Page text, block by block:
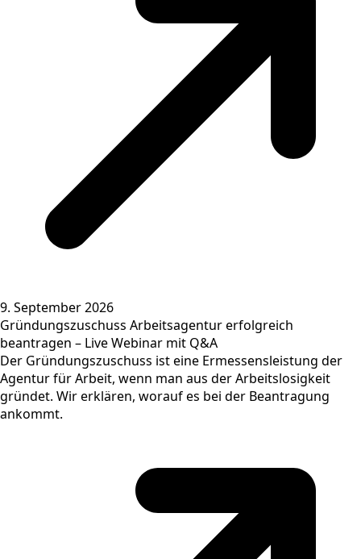
9. September 2026
Gründungszuschuss Arbeitsagentur erfolgreich
beantragen – Live Webinar mit Q&A
Der Gründungszuschuss ist eine Ermessensleistung der
Agentur für Arbeit, wenn man aus der Arbeitslosigkeit
gründet. Wir erklären, worauf es bei der Beantragung
ankommt.